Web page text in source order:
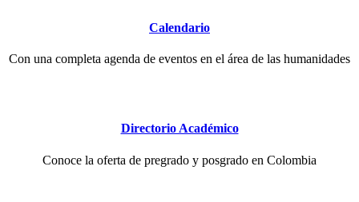
Calendario
Con una completa agenda de eventos en el área de las humanidades
Directorio Académico
Conoce la oferta de pregrado y posgrado en Colombia